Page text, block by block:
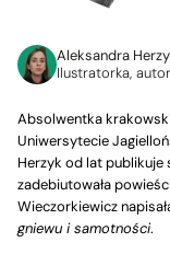
Aleksandra
Ilustratorka,
Absolwentka
Uniwersytecie
Herzyk od lat
zadebiutowała
Wieczorkiewicz
gniewu i samotności.